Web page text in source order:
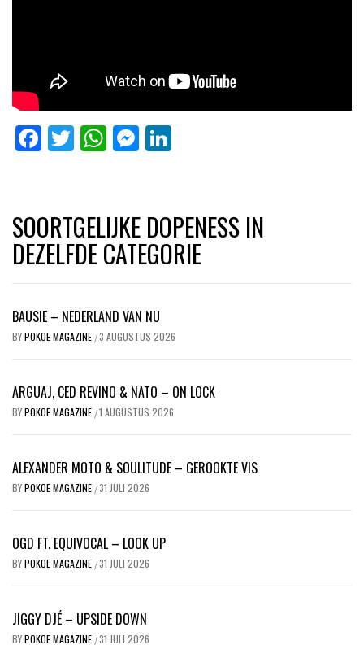
Facebook
Twitter
WhatsApp
Messenger
SOORTGELIJKE DOPENESS IN
DEZELFDE CATEGORIE
BAUSIE – NEDERLAND VAN NU
BYPOKOE MAGAZINE /3 AUGUSTUS 2026
ARGUAJ, CED REVINO & NATO – ON LOCK
BYPOKOE MAGAZINE /1 AUGUSTUS 2026
ALEXANDER MOTO & SOULITUDE – GEROOKTE VIS
BYPOKOE MAGAZINE /31 JULI 2026
OGD FT. EQUIVOCAL – LOOK UP
BYPOKOE MAGAZINE /31 JULI 2026
JIGGY DJÉ – UPSIDE DOWN
BYPOKOE MAGAZINE /31 JULI 2026